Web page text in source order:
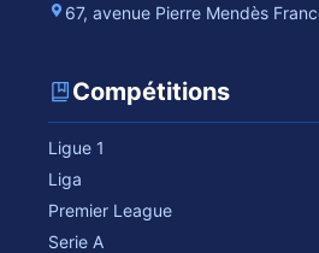
67, avenue Pierre Mendès
Compétitions
Ligue 1
Liga
Premier League
Serie A